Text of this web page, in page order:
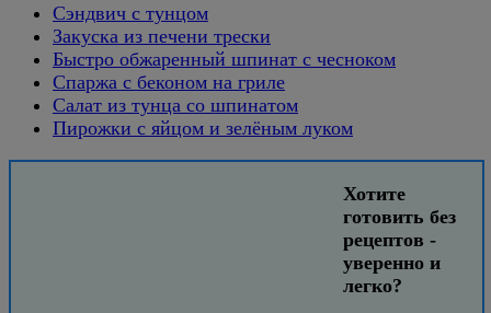
Сэндвич с тунцом
Закуска из печени трески
Быстро обжаренный шпинат с чесноком
Спаржа с беконом на гриле
Салат из тунца со шпинатом
Пирожки с яйцом и зелёным луком
Хотите
готовить без
рецептов -
уверенно и
легко?